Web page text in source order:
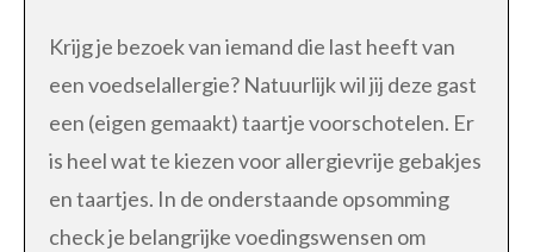
Krijg je bezoek van iemand die last heeft van
een voedselallergie? Natuurlijk wil jij deze gast
een (eigen gemaakt) taartje voorschotelen. Er
is heel wat te kiezen voor allergievrije gebakjes
en taartjes. In de onderstaande opsomming
check je belangrijke voedingswensen om